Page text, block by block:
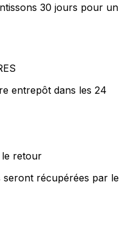
30 jours pour un
entrepôt dans les 24
retour
seront récupérées par le